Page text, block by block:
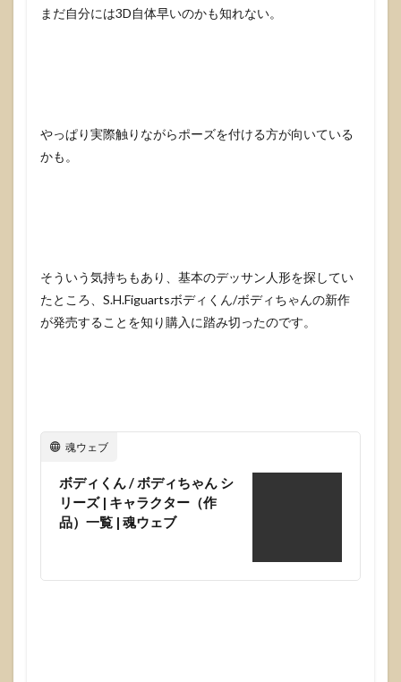
まだ自分には3D自体早いのかも知れない。
やっぱり実際触りながらポーズを付ける方が向いている
かも。
そういう気持ちもあり、基本のデッサン人形を探してい
たところ、S.H.Figuartsボディくん/ボディちゃんの新作
が発売することを知り購入に踏み切ったのです。
魂ウェブ
ボディくん / ボディちゃん シ
リーズ | キャラクター（作
品）一覧 | 魂ウェブ